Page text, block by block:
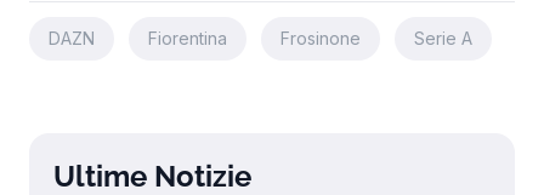
DAZN Fiorentina Frosinone Serie A
Ultime Notizie